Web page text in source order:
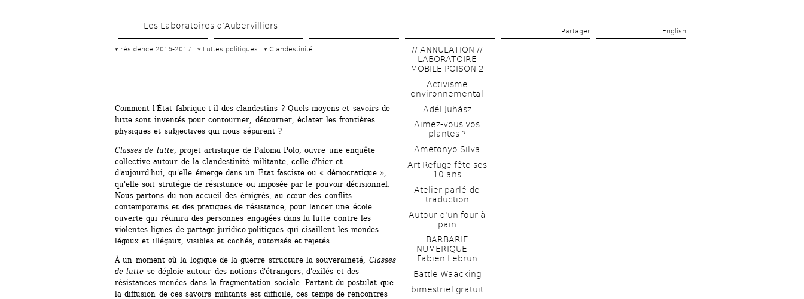
contenu
Les Laboratoires d’Aubervilliers
Partager English
résidence 2016-2017 Luttes politiques Clandestinité
Comment l'État fabrique-t-il des clandestins ? Quels moyens et savoirs de
lutte sont inventés pour contourner, détourner, éclater les frontières
physiques et subjectives qui nous séparent ?
Classes de lutte, projet artistique de Paloma Polo, ouvre une enquête
collective autour de la clandestinité militante, celle d'hier et
d'aujourd'hui, qu'elle émerge dans un État fasciste ou « démocratique »,
qu'elle soit stratégie de résistance ou imposée par le pouvoir décisionnel.
Nous partons du non-accueil des émigrés, au cœur des conflits
contemporains et des pratiques de résistance, pour lancer une école
ouverte qui réunira des personnes engagées dans la lutte contre les
violentes lignes de partage juridico-politiques qui cisaillent les mondes
légaux et illégaux, visibles et cachés, autorisés et rejetés.
À un moment où la logique de la guerre structure la souveraineté, Classes
de lutte se déploie autour des notions d'étrangers, d'exilés et des
résistances menées dans la fragmentation sociale. Partant du postulat que
la diffusion de ces savoirs militants est difficile, ces temps de rencontres
// ANNULATION //
LABORATOIRE
MOBILE POISON 2
Activisme
environnemental
Adél Juhász
Aimez-vous vos
plantes ?
Ametonyo Silva
Art Refuge fête ses
10 ans
Atelier parlé de
traduction
Autour d'un four à
pain
BARBARIE
NUMERIQUE —
Fabien Lebrun
Battle Waacking
bimestriel gratuit